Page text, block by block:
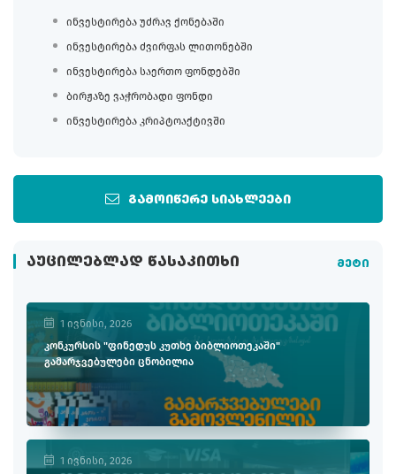
ინვესტირება უძრავ ქონებაში
ინვესტირება ძვირფას ლითონებში
ინვესტირება საერთო ფონდებში
ბირჟაზე ვაჭრობადი ფონდი
ინვესტირება კრიპტოაქტივში
გამოიწერე სიახლეები
ᲐᲣᲪᲘᲚᲔᲑᲚᲐᲓ ᲬᲐᲡᲐᲙᲘᲗᲮᲘ მეტი
1 ივნისი, 2026
კონკურსის "ფინედუს კუთხე ბიბლიოთეკაში"
გამარჯვებულები ცნობილია
1 ივნისი, 2026